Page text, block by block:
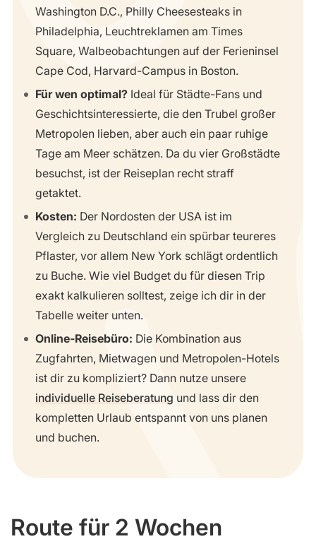
Washington D.C., Philly Cheesesteaks in
Philadelphia, Leuchtreklamen am Times
Square, Walbeobachtungen auf der Ferieninsel
Cape Cod, Harvard-Campus in Boston.
Für wen optimal? Ideal für Städte-Fans und
Geschichtsinteressierte, die den Trubel großer
Metropolen lieben, aber auch ein paar ruhige
Tage am Meer schätzen. Da du vier Großstädte
besuchst, ist der Reiseplan recht straff
getaktet.
Kosten: Der Nordosten der USA ist im
Vergleich zu Deutschland ein spürbar teureres
Pflaster, vor allem New York schlägt ordentlich
zu Buche. Wie viel Budget du für diesen Trip
exakt kalkulieren solltest, zeige ich dir in der
Tabelle weiter unten.
Online-Reisebüro: Die Kombination aus
Zugfahrten, Mietwagen und Metropolen-Hotels
ist dir zu kompliziert? Dann nutze unsere
individuelle Reiseberatung und lass dir den
kompletten Urlaub entspannt von uns planen
und buchen.
Route für 2 Wochen